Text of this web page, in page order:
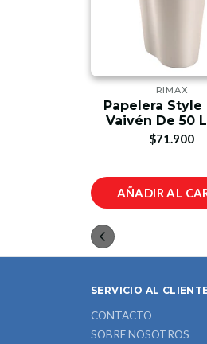
RIMAX
Papelera Style
Vaivén De 50
$71.900
AÑADIR AL
SERVICIO AL
CONTACTO
SOBRE NOSOTROS